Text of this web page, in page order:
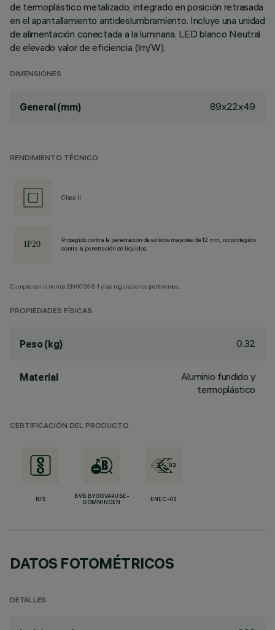
de termoplástico metalizado, integrado en posición retrasada
en el apantallamiento antideslumbramiento. Incluye una unidad
de alimentación conectada a la luminaria. LED blanco Neutral
de elevado valor de eficiencia (lm/W).
DIMENSIONES
General (mm) 89x22x49
RENDIMIENTO TÉCNICO
Class II
Protegido contra la penetración de sólidos mayores de 12 mm, no protegido
contra la penetración de líquidos.
Cumple con la norma EN60598-1 y las regulaciones pertinentes.
PROPIEDADES FÍSICAS
Peso (kg) 0.32
Material
Aluminio fundido y
termoplástico
CERTIFICACIÓN DEL PRODUCTO
BIS
BVB BYGGVARUBE-
DÖMNINGEN
ENEC-03
DATOS FOTOMÉTRICOS
DETALLES